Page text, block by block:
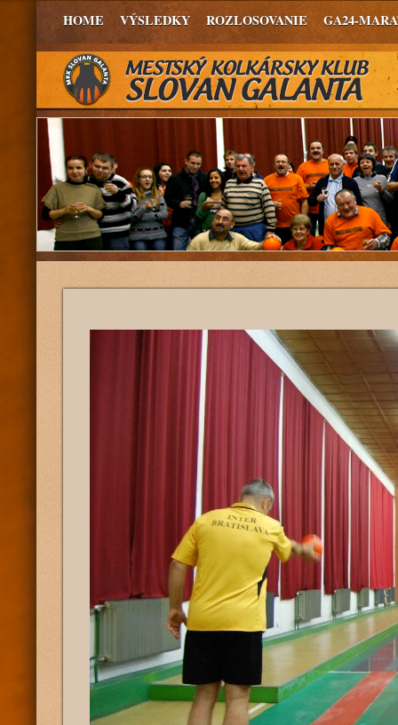
HOME VÝSLEDKY ROZLOSOVANIE GA24-